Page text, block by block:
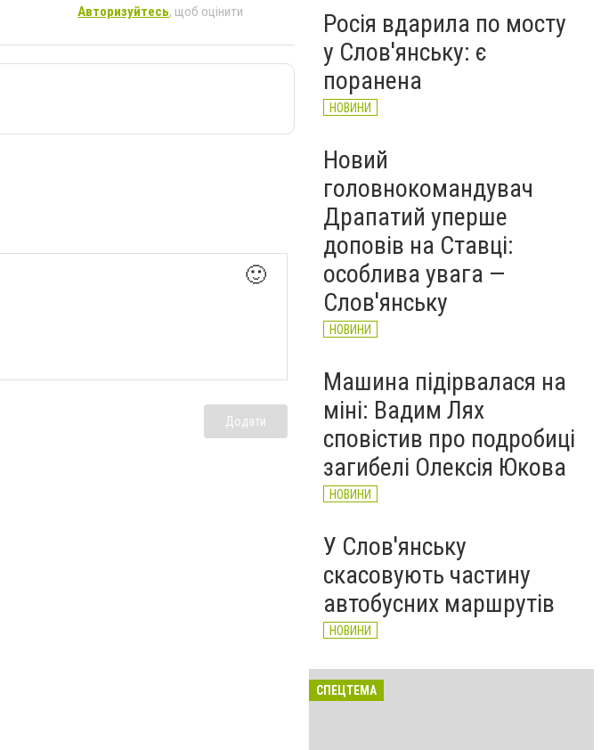
Авторизуйтесь, щоб оцінити
🙂
Додати
Росія вдарила по мосту
у Слов'янську: є
поранена
НОВИНИ
Новий
головнокомандувач
Драпатий уперше
доповів на Ставці:
особлива увага —
Слов'янську
НОВИНИ
Машина підірвалася на
міні: Вадим Лях
сповістив про подробиці
загибелі Олексія Юкова
НОВИНИ
У Слов'янську
скасовують частину
автобусних маршрутів
НОВИНИ
СПЕЦТЕМА